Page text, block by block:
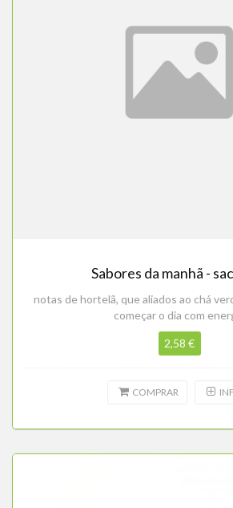
Sabores da manhã -
notas de hortelã, que aliados ao chá
começar o dia com
2,58 €
COMPRAR